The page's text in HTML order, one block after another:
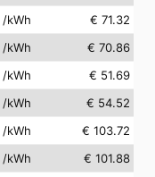
/kWh
€ 71.32
/kWh
€ 70.86
/kWh
€ 51.69
/kWh
€ 54.52
/kWh
€ 103.72
/kWh
€ 101.88